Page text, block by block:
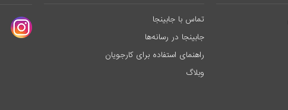
تماس با جابینجا
جابینجا در رسانه‌ها
راهنمای استفاده برای کارجویان
وبلاگ
instagram